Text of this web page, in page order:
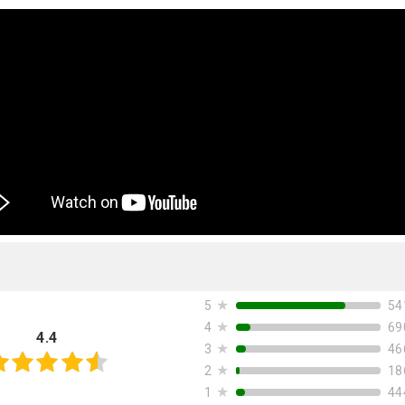
4.4
5 ★
4 ★
3 ★
2 ★
1
★